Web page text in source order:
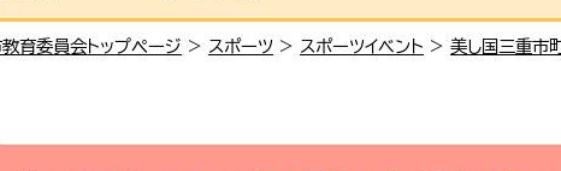
育委員会トップページ > スポーツ > スポーツイベント > 美し国三重市